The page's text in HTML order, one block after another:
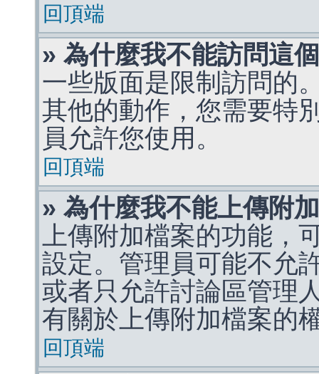
回頂端
» 為什麼我不能訪問這
一些版面是限制訪問的
其他的動作，您需要特
員允許您使用。
回頂端
» 為什麼我不能上傳附
上傳附加檔案的功能，
設定。管理員可能不允
或者只允許討論區管理
有關於上傳附加檔案的
回頂端